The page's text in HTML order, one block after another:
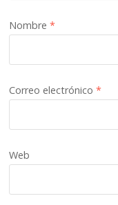
Nombre*
Correo electrónico*
Web